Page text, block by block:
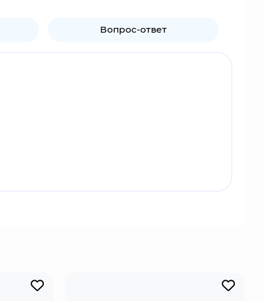
Вопрос-ответ